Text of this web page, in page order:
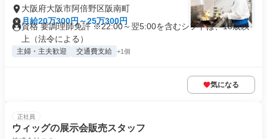
大阪府大阪市阿倍野区阪南町
月給20万300円～25万300円
資格 要調理師免許 ※22:00～翌5:00を含むシフトは、18歳以
上（法令による）
主婦・主夫歓迎 交通費支給 +1個
気になる
正社員
ウィッグの展示会販売スタッフ